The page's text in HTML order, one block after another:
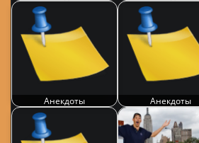
Анекдоты Анекдоты